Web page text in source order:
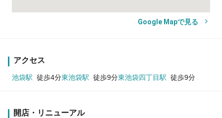
Google Mapで見る
アクセス
池袋駅 徒歩4分東池袋駅 徒歩9分東池袋四丁目駅 徒歩9分
開店・リニューアル